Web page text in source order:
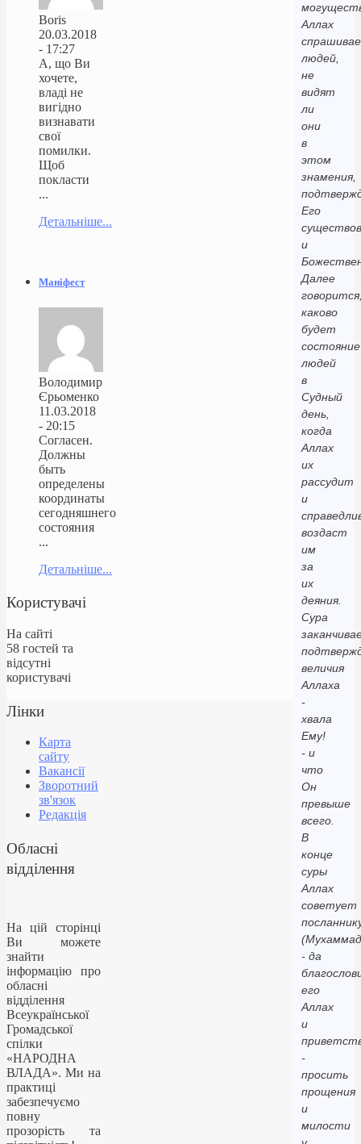
Аллах
людей,
не
видят
ли
они
в
этом
знамения,
Его
и
Далее
каково
будет
состояние
людей
в
Судный
день,
когда
Аллах
их
рассудит
и
воздаст
им
за
их
деяния.
Сура
величия
Аллаха
-
хвала
Ему!
- и
что
Он
превыше
всего.
В
конце
суры
Аллах
советует
- да
его
Аллах
и
-
просить
прощения
и
милости
Boris
20.03.2018
- 17:27
А, що Ви
хочете,
владі не
вигідно
визнавати
свої
помилки.
Щоб
покласти
...
Детальніше...
Маніфест
Володимир
Єрьоменко
11.03.2018
- 20:15
Согласен.
Должны
быть
определены
координаты
сегодняшнего
состояния
...
Детальніше...
Користувачі
На сайті
58 гостей та
відсутні
користувачі
Лінки
Карта
сайту
Вакансії
Зворотний
зв'язок
Редакція
Обласні
відділення
На цій сторінці
Ви можете
знайти
інформацію про
обласні
відділення
Всеукраїнської
Громадської
спілки
«НАРОДНА
ВЛАДА». Ми на
практиці
забезпечуємо
повну
прозорість та